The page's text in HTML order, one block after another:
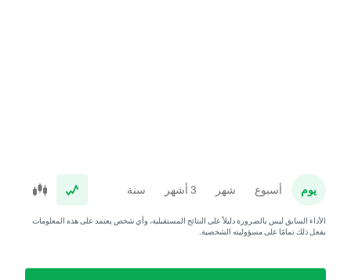
يوم أسبوع شهر 3 أشهر سنة
الأداء السابق ليس بالضرورة دليلاً على النتائج المستقبلية، وأي شخص يعتمد على هذه المعلومات
يفعل ذلك تمامًا على مسؤوليته الشخصية.